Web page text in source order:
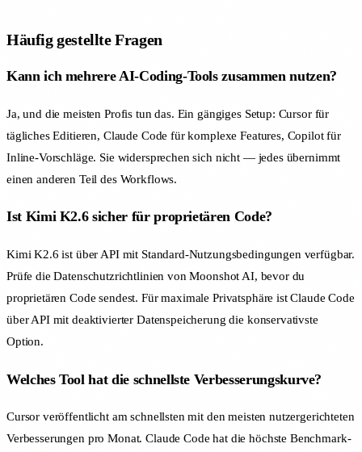
Häufig gestellte Fragen
Kann ich mehrere AI-Coding-Tools zusammen nutzen?
Ja, und die meisten Profis tun das. Ein gängiges Setup: Cursor für
tägliches Editieren, Claude Code für komplexe Features, Copilot für
Inline-Vorschläge. Sie widersprechen sich nicht — jedes übernimmt
einen anderen Teil des Workflows.
Ist Kimi K2.6 sicher für proprietären Code?
Kimi K2.6 ist über API mit Standard-Nutzungsbedingungen verfügbar.
Prüfe die Datenschutzrichtlinien von Moonshot AI, bevor du
proprietären Code sendest. Für maximale Privatsphäre ist Claude Code
über API mit deaktivierter Datenspeicherung die konservativste
Option.
Welches Tool hat die schnellste Verbesserungskurve?
Cursor veröffentlicht am schnellsten mit den meisten nutzergerichteten
Verbesserungen pro Monat. Claude Code hat die höchste Benchmark-